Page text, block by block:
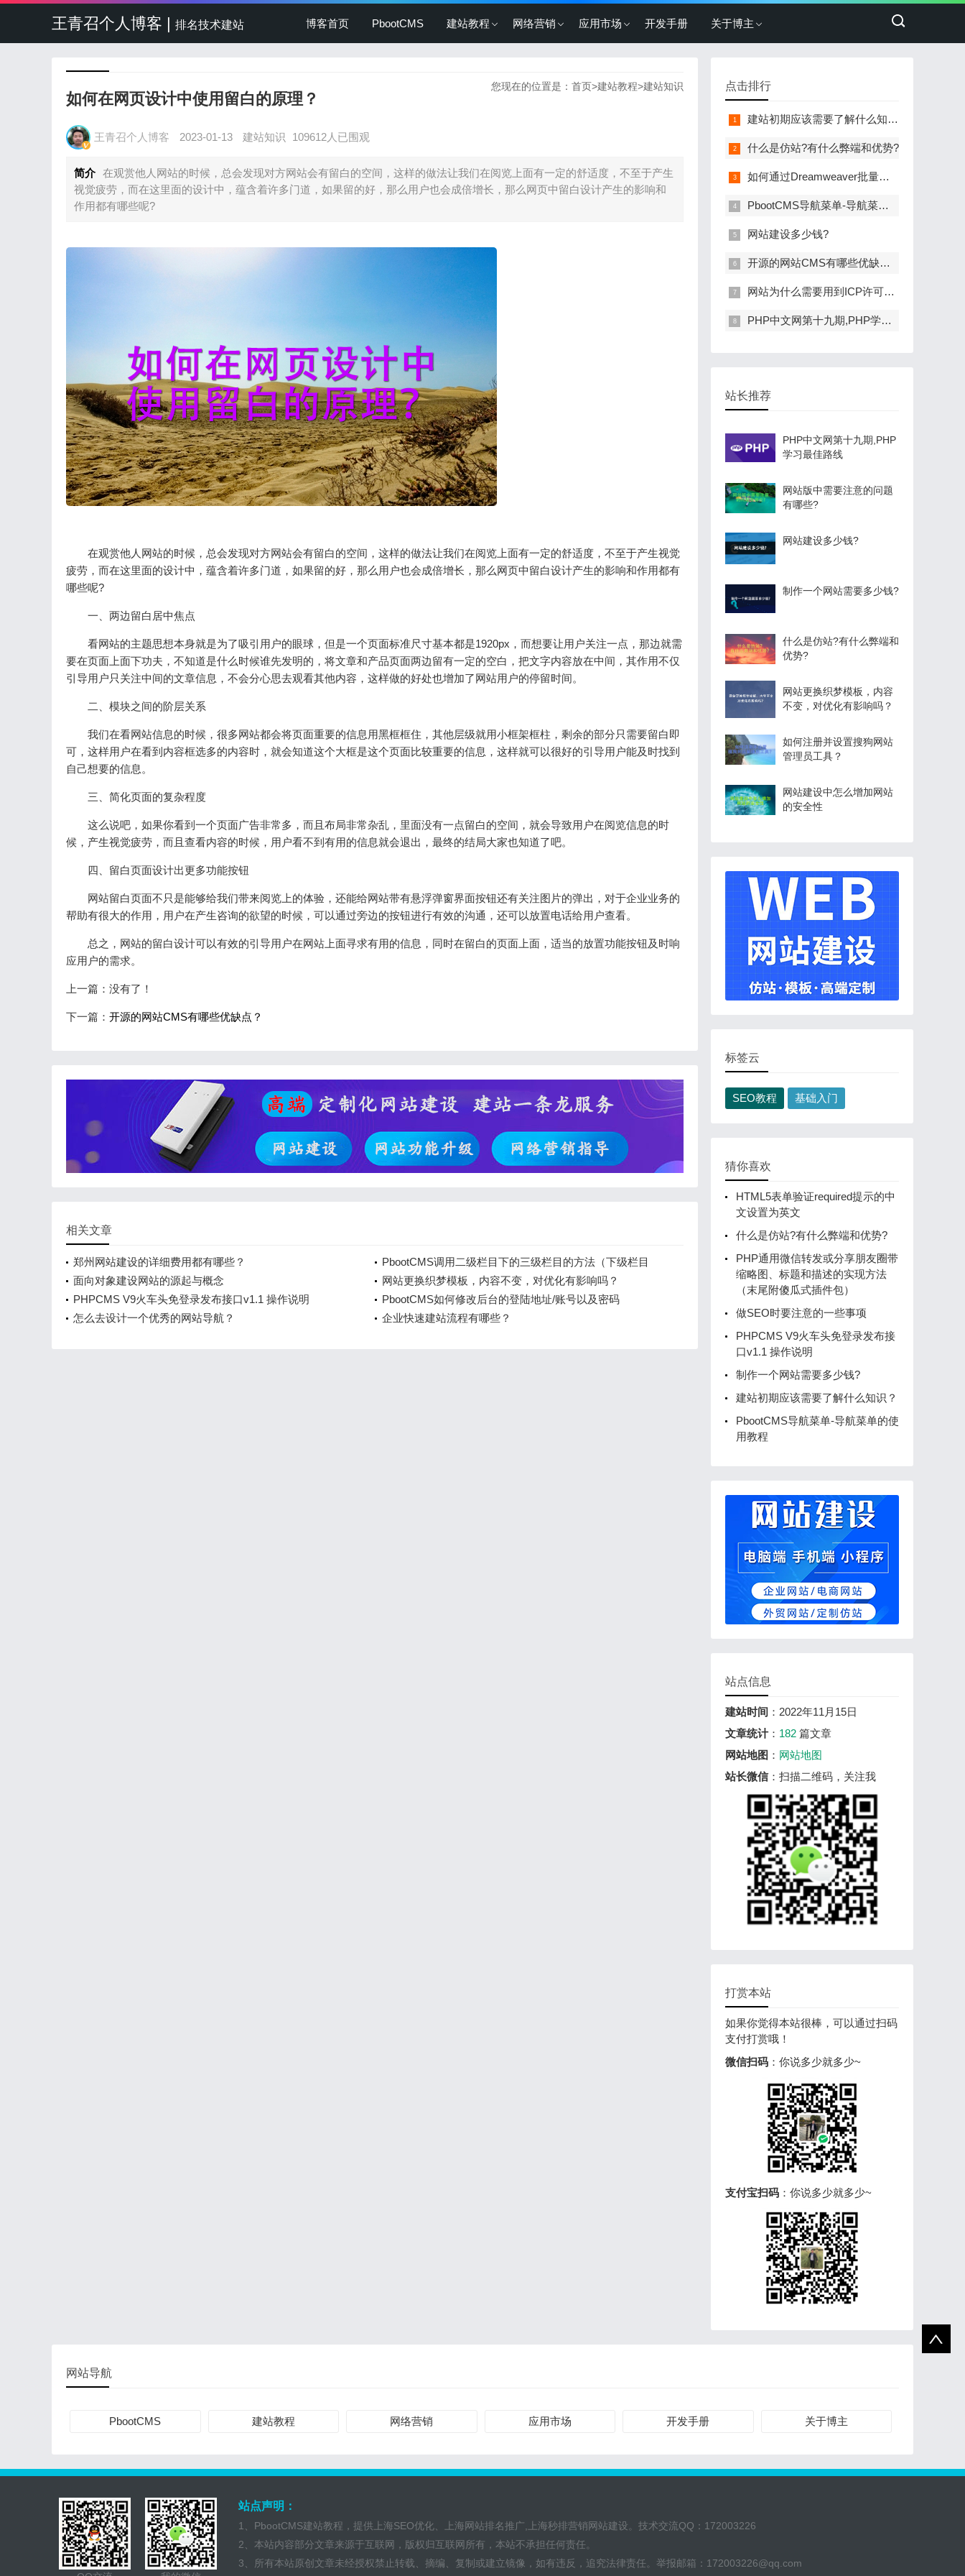
王青召个人博客 | 排名技术建站 博客首页 PbootCMS 建站教程 网络营销 应用市场 开发手册 关于博主
您现在的位置是： 首页>建站教程>建站知识
如何在网页设计中使用留白的原理？
王青召个人博客 2023-01-13 建站知识 109612人已围观
简介 在观赏他人网站的时候，总会发现对方网站会有留白的空间，这样的做法让我们在阅览上面有一定的舒适度，不至于产生
视觉疲劳，而在这里面的设计中，蕴含着许多门道，如果留的好，那么用户也会成倍增长，那么网页中留白设计产生的影响和
作用都有哪些呢?
在观赏他人网站的时候，总会发现对方网站会有留白的空间，这样的做法让我们在阅览上面有一定的舒适度，不至于产生视觉
疲劳，而在这里面的设计中，蕴含着许多门道，如果留的好，那么用户也会成倍增长，那么网页中留白设计产生的影响和作用都有
哪些呢?
一、两边留白居中焦点
看网站的主题思想本身就是为了吸引用户的眼球，但是一个页面标准尺寸基本都是1920px，而想要让用户关注一点，那边就需
要在页面上面下功夫，不知道是什么时候谁先发明的，将文章和产品页面两边留有一定的空白，把文字内容放在中间，其作用不仅
引导用户只关注中间的文章信息，不会分心思去观看其他内容，这样做的好处也增加了网站用户的停留时间。
二、模块之间的阶层关系
我们在看网站信息的时候，很多网站都会将页面重要的信息用黑框框住，其他层级就用小框架框柱，剩余的部分只需要留白即
可，这样用户在看到内容框选多的内容时，就会知道这个大框是这个页面比较重要的信息，这样就可以很好的引导用户能及时找到
自己想要的信息。
三、简化页面的复杂程度
这么说吧，如果你看到一个页面广告非常多，而且布局非常杂乱，里面没有一点留白的空间，就会导致用户在阅览信息的时
候，产生视觉疲劳，而且查看内容的时候，用户看不到有用的信息就会退出，最终的结局大家也知道了吧。
四、留白页面设计出更多功能按钮
网站留白页面不只是能够给我们带来阅览上的体验，还能给网站带有悬浮弹窗界面按钮还有关注图片的弹出，对于企业业务的
帮助有很大的作用，用户在产生咨询的欲望的时候，可以通过旁边的按钮进行有效的沟通，还可以放置电话给用户查看。
总之，网站的留白设计可以有效的引导用户在网站上面寻求有用的信息，同时在留白的页面上面，适当的放置功能按钮及时响
应用户的需求。
上一篇：没有了！
下一篇： 开源的网站CMS有哪些优缺点？
相关文章
郑州网站建设的详细费用都有哪些？
PbootCMS调用二级栏目下的三级栏目的方法（下级栏目
+文章循环）
面向对象建设网站的源起与概念
网站更换织梦模板，内容不变，对优化有影响吗？
PHPCMS V9火车头免登录发布接口v1.1 操作说明
PbootCMS如何修改后台的登陆地址/账号以及密码
怎么去设计一个优秀的网站导航？
企业快速建站流程有哪些？
点击排行
建站初期应该需要了解什么知识？
什么是仿站?有什么弊端和优势?
如何通过Dreamweaver批量对整个站点或目录进行代码搜索或部分全部替换
PbootCMS导航菜单-导航菜单的使用教程
网站建设多少钱?
开源的网站CMS有哪些优缺点？
网站为什么需要用到ICP许可证？
PHP中文网第十九期,PHP学习最佳路线
站长推荐
PHP中文网第十九期,PHP
学习最佳路线
网站版中需要注意的问题
有哪些?
网站建设多少钱?
制作一个网站需要多少钱?
什么是仿站?有什么弊端和
优势?
网站更换织梦模板，内容
不变，对优化有影响吗？
如何注册并设置搜狗网站
管理员工具？
网站建设中怎么增加网站
的安全性
标签云
SEO教程 基础入门
猜你喜欢
HTML5表单验证required提示的中
文设置为英文
什么是仿站?有什么弊端和优势?
PHP通用微信转发或分享朋友圈带
缩略图、标题和描述的实现方法
（末尾附傻瓜式插件包）
做SEO时要注意的一些事项
PHPCMS V9火车头免登录发布接
口v1.1 操作说明
制作一个网站需要多少钱?
建站初期应该需要了解什么知识？
PbootCMS导航菜单-导航菜单的使
用教程
站点信息
建站时间 ：2022年11月15日
文章统计： 182 篇文章
网站地图 ： 网站地图
站长微信：扫描二维码，关注我
打赏本站
如果你觉得本站很棒，可以通过扫码
支付打赏哦！
微信扫码 ：你说多少就多少~
支付宝扫码 ：你说多少就多少~
网站导航
PbootCMS 建站教程 网络营销 应用市场 开发手册 关于博主
站点声明：
1、PbootCMS建站教程，提供上海SEO优化、上海网站排名推广,上海秒排营销网站建设。技术交流QQ：172003226
2、本站内容部分文章来源于互联网，版权归互联网所有，本站不承担任何责任。
3、所有本站原创文章未经授权禁止转载、摘编、复制或建立镜像，如有违反，追究法律责任。举报邮箱： 172003226@qq.com